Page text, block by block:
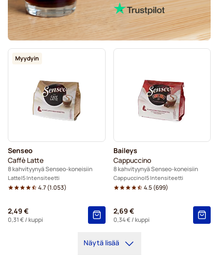
Myydyin
Senseo
Caffè Latte
8 kahvityynyä Senseo-koneisiin
Latte 5 Intensiteetti
4.7(1.053)
2,49 €
0,31 €/ kuppi
Baileys
Cappuccino
8 kahvityynyä Senseo-koneisiin
Cappuccino 5 Intensiteetti
4.5(699)
2,69 €
0,34 €/ kuppi
Näytä lisää